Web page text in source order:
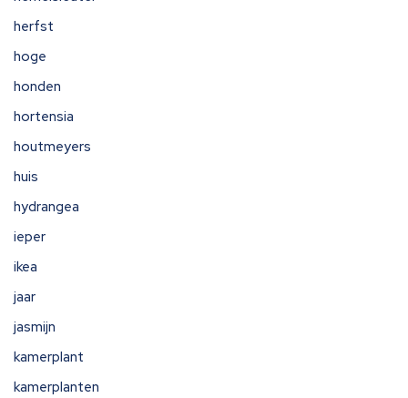
herfst
hoge
honden
hortensia
houtmeyers
huis
hydrangea
ieper
ikea
jaar
jasmijn
kamerplant
kamerplanten